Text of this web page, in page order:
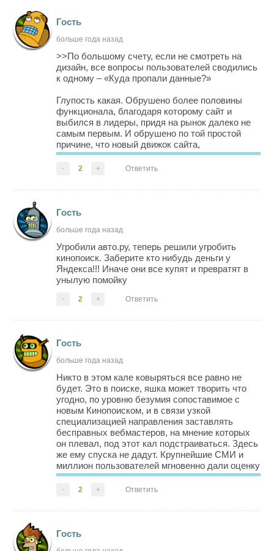
Гость
больше года назад
>>По большому счету, если не смотреть на
дизайн, все вопросы пользователей сводились
к одному – «Куда пропали данные?»
Глупость какая. Обрушено более половины
функционала, благодаря которому сайт и
выбился в лидеры, придя на рынок далеко не
самым первым. И обрушено по той простой
причине, что новый движок сайта,
перегруженного графикой и кривым плеером, не
тянет даже возложенные на него функции, а
Например, новый КП начисто лишён фу...
- 2 + Ответить
Гость
больше года назад
Угробили авто.ру, теперь решили угробить
кинопоиск. Заберите кто нибудь деньги у
Яндекса!!! Иначе они все купят и превратят в
унылую помойку
- 2 + Ответить
Гость
больше года назад
Никто в этом кале ковыряться все равно не
будет. Это в поиске, яшка может творить что
угодно, по уровню безумия сопоставимое с
новым Кинопоиском, и в связи узкой
специализацией направления заставлять
бесправных вебмастеров, на мнение которых
он плевал, под этот кал подстраиваться. Здесь
же ему спуска не дадут. Крупнейшие СМИ и
миллион пользователей мгновенно дали оценку
профессиональному уровню яндексоидным
программерам и дизайнерам, над которыми до
гениально...
- 2 + Ответить
Гость